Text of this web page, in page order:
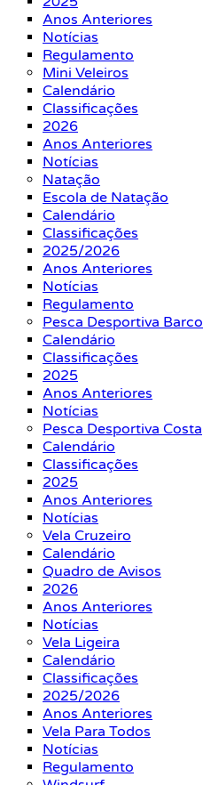
Anos Anteriores
Notícias
Regulamento
Mini Veleiros
Calendário
Classificações
2026
Anos Anteriores
Notícias
Natação
Escola de Natação
Calendário
Classificações
2025/2026
Anos Anteriores
Notícias
Regulamento
Pesca Desportiva Barco
Calendário
Classificações
2025
Anos Anteriores
Notícias
Pesca Desportiva Costa
Calendário
Classificações
2025
Anos Anteriores
Notícias
Vela Cruzeiro
Calendário
Quadro de Avisos
2026
Anos Anteriores
Notícias
Vela Ligeira
Calendário
Classificações
2025/2026
Anos Anteriores
Vela Para Todos
Notícias
Regulamento